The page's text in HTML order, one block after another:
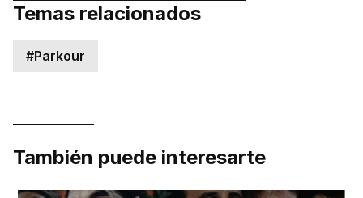
Temas relacionados
#Parkour
También puede interesarte